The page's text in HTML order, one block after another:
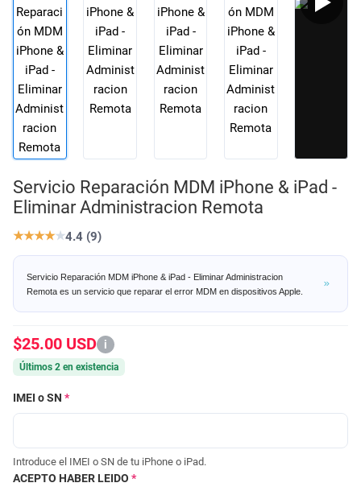
Servicio Reparación MDM iPhone & iPad -
Eliminar Administracion Remota
★★★★★4.4 (9)
Servicio Reparación MDM iPhone & iPad - Eliminar Administracion
Remota es un servicio que reparar el error MDM en dispositivos Apple.
$25.00 USD i
Últimos 2 en existencia
IMEI o SN *
Introduce el IMEI o SN de tu iPhone o iPad.
ACEPTO HABER LEIDO *